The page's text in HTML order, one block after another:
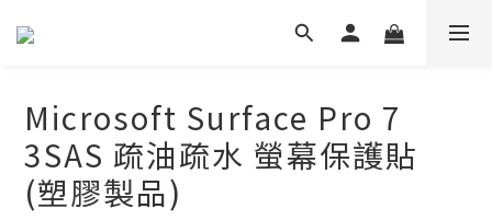
Microsoft Surface Pro 7
3SAS 疏油疏水 螢幕保護貼
(塑膠製品)